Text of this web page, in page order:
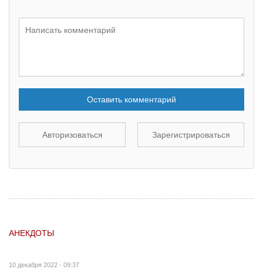
Оставить комментарий
Авторизоваться Зарегистрироваться
АНЕКДОТЫ
10 декабря 2022 - 09:37